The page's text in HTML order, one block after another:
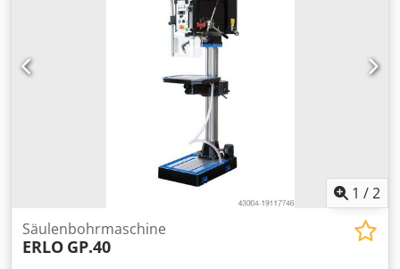
150 mm ERLO (MADE IN SPAIN) FÜR DEN
ANSPRUCHSVOLLEN WERKSTATTEINSATZ
Getriebebohrmaschine 3 aut. Vorschübe verschiebbarer
Maschinentisch fester Bohrkopf kippbarer Drehtisch
Vorderrad für sensitiven Feinvorschub (Symbolfoto)
OPTIONEN (PREISE AUF ANFRAGE): Arbeitsleuchte L
Kühlmitteleinrichtung und Maschinenfuß mit T-Nuten ERB
Gewindeschneidvorrichtung IR/RS Dcsdswiq Hyepfx Al Rok
1 /2
Säulenbohrmaschine
ERLO GP.40